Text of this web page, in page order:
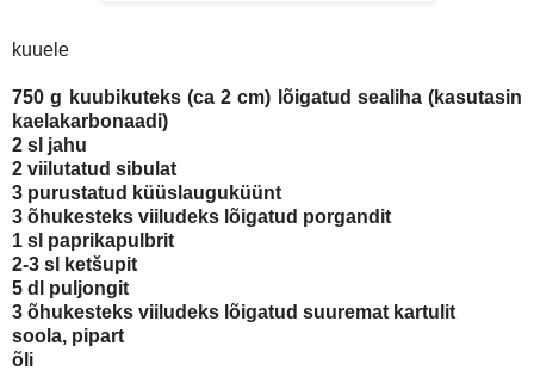
kuuele
750 g kuubikuteks (ca 2 cm) lõigatud sealiha (kasutasin
kaelakarbonaadi)
2 sl jahu
2 viilutatud sibulat
3 purustatud küüslauguküünt
3 õhukesteks viiludeks lõigatud porgandit
1 sl paprikapulbrit
2-3 sl ketšupit
5 dl puljongit
3 õhukesteks viiludeks lõigatud suuremat kartulit
soola, pipart
õli